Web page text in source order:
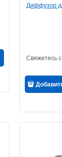
Диффузор
Свяжитесь